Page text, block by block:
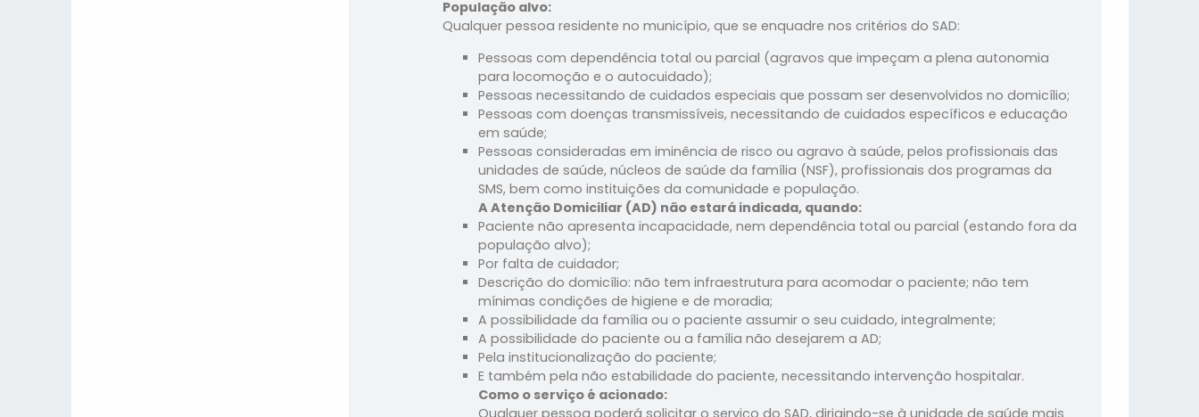
População alvo:
Qualquer pessoa residente no município, que se enquadre nos critérios do SAD:
Pessoas com dependência total ou parcial (agravos que impeçam a plena autonomia
para locomoção e o autocuidado);
Pessoas necessitando de cuidados especiais que possam ser desenvolvidos no domicílio;
Pessoas com doenças transmissíveis, necessitando de cuidados específicos e educação
em saúde;
Pessoas consideradas em iminência de risco ou agravo à saúde, pelos profissionais das
unidades de saúde, núcleos de saúde da família (NSF), profissionais dos programas da
SMS, bem como instituições da comunidade e população.
A Atenção Domiciliar (AD) não estará indicada, quando:
Paciente não apresenta incapacidade, nem dependência total ou parcial (estando fora da
população alvo);
Por falta de cuidador;
Descrição do domicílio: não tem infraestrutura para acomodar o paciente; não tem
mínimas condições de higiene e de moradia;
A possibilidade da família ou o paciente assumir o seu cuidado, integralmente;
A possibilidade do paciente ou a família não desejarem a AD;
Pela institucionalização do paciente;
E também pela não estabilidade do paciente, necessitando intervenção hospitalar.
Como o serviço é acionado:
Qualquer pessoa poderá solicitar o serviço do SAD, dirigindo-se à unidade de saúde mais